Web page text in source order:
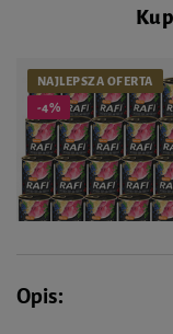
NAJLEPSZA OFERTA
-4%
143,76 zł
Opis: